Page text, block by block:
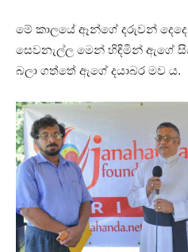
මේ කාලයේ ඈන්ගේ දරුවන්
සෙවනැල්ල මෙන් හිඳිමින් ඇගේ
බලා ගත්තේ ඇගේ දයාබර මව ය.